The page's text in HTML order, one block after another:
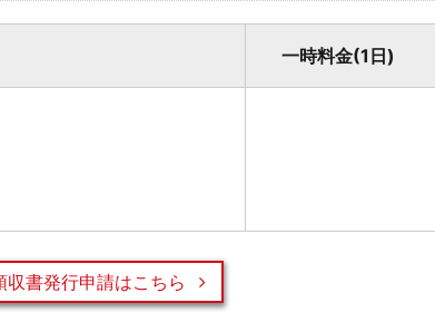
一時料金(1日)
収書発行申請はこちら